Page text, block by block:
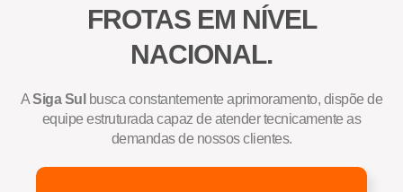
FROTAS EM NÍVEL
NACIONAL.
ASiga Sul busca constantemente aprimoramento, dispõe de
equipe estruturada capaz de atender tecnicamente as
demandas de nossos clientes.